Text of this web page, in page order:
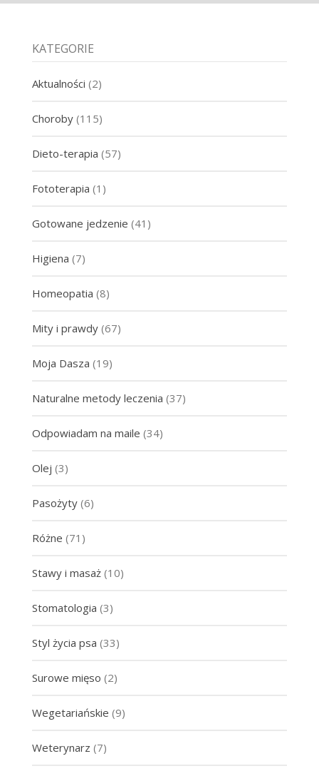
KATEGORIE
Aktualności (2)
Choroby(115)
Dieto-terapia (57)
Fototerapia (1)
Gotowane jedzenie (41)
Higiena (7)
Homeopatia (8)
Mity i prawdy(67)
Moja Dasza (19)
Naturalne metody leczenia (37)
Odpowiadam na maile (34)
Olej (3)
Pasożyty(6)
Różne (71)
Stawy i masaż(10)
Stomatologia (3)
Styl życia psa (33)
Surowe mięso (2)
Wegetariańskie (9)
Weterynarz (7)